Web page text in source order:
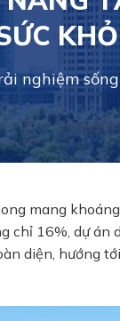
nghiệm
mang khoáng
chỉ 16%, dự án
diện, hướng tới